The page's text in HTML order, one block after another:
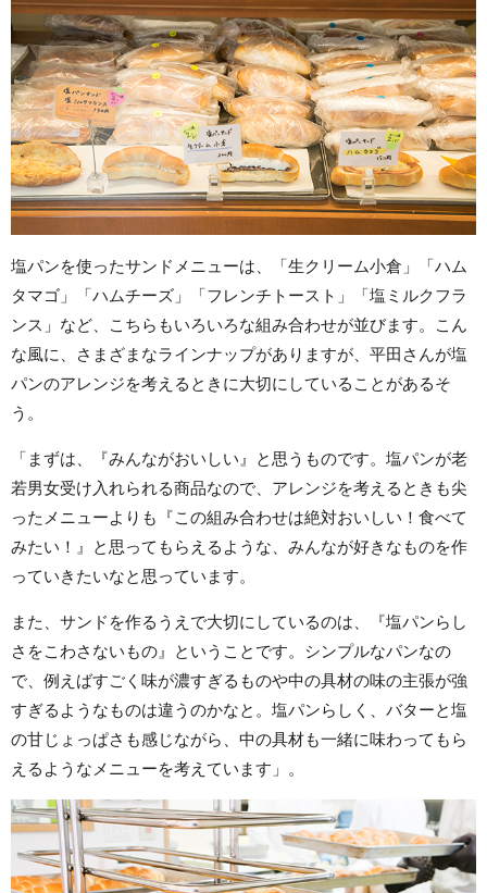
塩パンを使ったサンドメニューは、「生クリーム小倉」「ハム
タマゴ」「ハムチーズ」「フレンチトースト」「塩ミルクフラ
ンス」など、こちらもいろいろな組み合わせが並びます。こん
な風に、さまざまなラインナップがありますが、平田さんが塩
パンのアレンジを考えるときに大切にしていることがあるそ
う。
「まずは、『みんながおいしい』と思うものです。塩パンが老
若男女受け入れられる商品なので、アレンジを考えるときも尖
ったメニューよりも『この組み合わせは絶対おいしい！食べて
みたい！』と思ってもらえるような、みんなが好きなものを作
っていきたいなと思っています。
また、サンドを作るうえで大切にしているのは、『塩パンらし
さをこわさないもの』ということです。シンプルなパンなの
で、例えばすごく味が濃すぎるものや中の具材の味の主張が強
すぎるようなものは違うのかなと。塩パンらしく、バターと塩
の甘じょっぱさも感じながら、中の具材も一緒に味わってもら
えるようなメニューを考えています」。